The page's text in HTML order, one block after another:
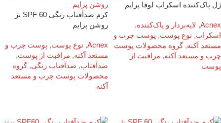
ژل پاک‌کننده اسکراب لوفا پرایم
Acnex
, لایه‌بردار و پاک‌کننده,
اسکراب, نوع پوست, پوست چرب و
مستعد آکنه, گروه محصولات پوست
چرب و مستعد آکنه, مراقبت از
پوست
کرم ضدآفتاب رنگی SPF 60 بژ
روشن پرایم
Acnex
, نوع پوست, پوست چرب و
مستعد آکنه, مراقبت از پوست,
ضدآفتاب, ضدآفتاب رنگی, گروه
محصولات پوست چرب و مستعد
آکنه